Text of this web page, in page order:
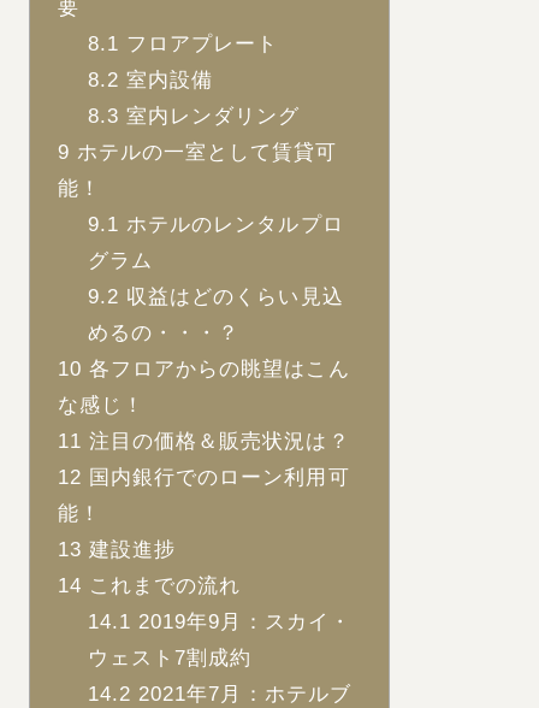
要
8.1 フロアプレート
8.2 室内設備
8.3 室内レンダリング
9 ホテルの一室として賃貸可
能！
9.1 ホテルのレンタルプロ
グラム
9.2 収益はどのくらい見込
めるの・・・？
10 各フロアからの眺望はこん
な感じ！
11 注目の価格＆販売状況は？
12 国内銀行でのローン利用可
能！
13 建設進捗
14 これまでの流れ
14.1 2019年9月：スカイ・
ウェスト7割成約
14.2 2021年7月：ホテルブ